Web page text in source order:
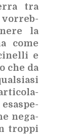
tra
vor­reb­
la
come
e
che da
esa­spe­
ne­ga­
trop­pi